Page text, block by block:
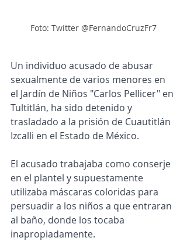
Foto: Twitter @FernandoCruzFr7
Un individuo acusado de abusar
sexualmente de varios menores en
el Jardín de Niños "Carlos Pellicer" en
Tultitlán, ha sido detenido y
trasladado a la prisión de Cuautitlán
Izcalli en el Estado de México.
El acusado trabajaba como conserje
en el plantel y supuestamente
utilizaba máscaras coloridas para
persuadir a los niños a que entraran
al baño, donde los tocaba
inapropiadamente.